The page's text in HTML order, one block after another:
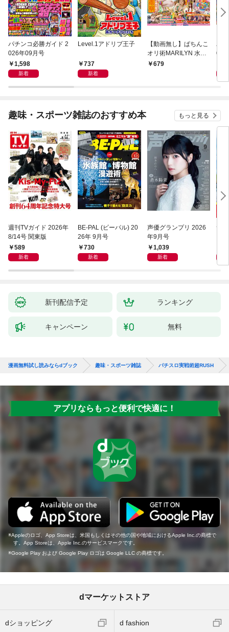
パチンコ必勝ガイド 2
026年09月号
1,598
新着
Level.1アドリブ王子
737
新着
【動画無し】ぱちんこ
オリ術MARILYN 水着d
e灼熱フィーバータイ
679
パ
026
趣味・スポーツ雑誌のおすすめ本 もっと見る
週刊TVガイド 2026年
8/14号 関東版
589
新着
BE-PAL (ビーパル) 20
26年 9月号
730
新着
声優グランプリ 2026
年9月号
1,039
新着
サ
新刊配信予定 ランキング
キャンペーン 無料
漫画無料試し読みならdブック 趣味・スポーツ雑誌 パチスロ実戦術超RUSH
アプリならもっと便利で快適に！
Appleのロゴ、App Storeは、米国もしくはその他の国や地域におけるApple Inc.の商標で
す。App Storeは、Apple Inc.のサービスマークです。
Google Play および Google Play ロゴは Google LLC の商標です。
dマーケットストア
dショッピング d fashion